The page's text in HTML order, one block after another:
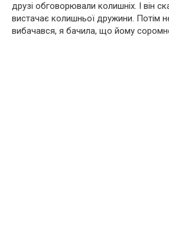
друзі обговорювали колишніх. І він
вистачає колишньої дружини. Потім
вибачався, я бачила, що йому